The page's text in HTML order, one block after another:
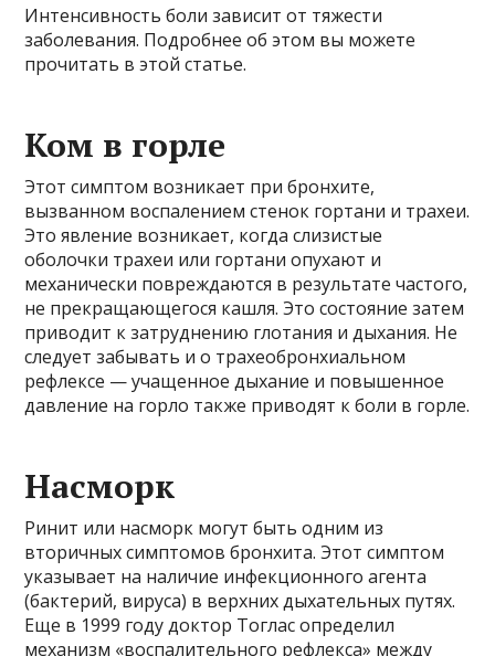
Интенсивность боли зависит от тяжести
заболевания. Подробнее об этом вы можете
прочитать в этой статье.
Ком в горле
Этот симптом возникает при бронхите,
вызванном воспалением стенок гортани и трахеи.
Это явление возникает, когда слизистые
оболочки трахеи или гортани опухают и
механически повреждаются в результате частого,
не прекращающегося кашля. Это состояние затем
приводит к затруднению глотания и дыхания. Не
следует забывать и о трахеобронхиальном
рефлексе — учащенное дыхание и повышенное
давление на горло также приводят к боли в горле.
Насморк
Ринит или насморк могут быть одним из
вторичных симптомов бронхита. Этот симптом
указывает на наличие инфекционного агента
(бактерий, вируса) в верхних дыхательных путях.
Еще в 1999 году доктор Тоглас определил
механизм «воспалительного рефлекса» между